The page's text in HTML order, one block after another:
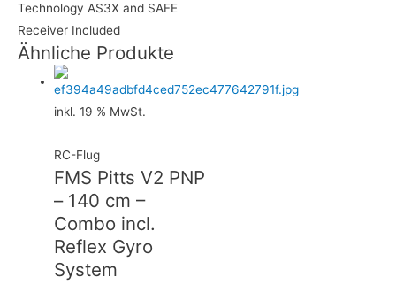
Technology AS3X and SAFE
Receiver Included
Ähnliche Produkte
inkl. 19 % MwSt.
RC-Flug
FMS Pitts V2 PNP
– 140 cm –
Combo incl.
Reflex Gyro
System